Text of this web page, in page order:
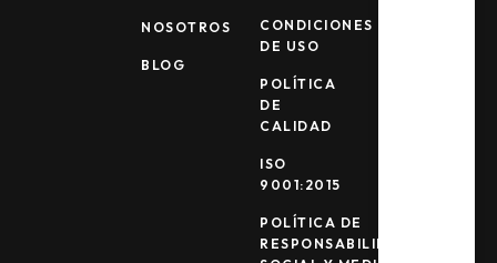
NOSOTROS
BLOG
CONDICIONES
DE USO
POLÍTICA
DE
CALIDAD
ISO
9001:2015
POLÍTICA DE
RESPONSABILIDAD